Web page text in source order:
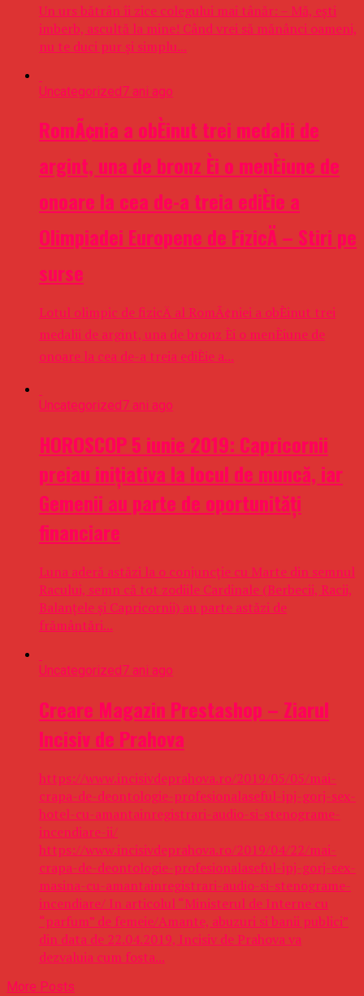
Un urs bătrân îi zice colegului mai tânăr: – Mă, ești
imberb, ascultă la mine! Când vrei să mănânci oameni,
nu te duci pur și simplu...
Uncategorized7 ani ago
RomÃ¢nia a obÈinut trei medalii de
argint, una de bronz Èi o menÈiune de
onoare la cea de-a treia ediÈie a
Olimpiadei Europene de FizicÄ – Stiri pe
surse
Lotul olimpic de fizicÄ al RomÃ¢niei a obÈinut trei
medalii de argint, una de bronz Èi o menÈiune de
onoare la cea de-a treia ediÈie a...
Uncategorized7 ani ago
HOROSCOP 5 iunie 2019: Capricornii
preiau iniţiativa la locul de muncă, iar
Gemenii au parte de oportunităţi
financiare
Luna aderă astăzi la o conjuncţie cu Marte din semnul
Racului, semn că tot zodiile Cardinale (Berbecii, Racii,
Balanţele şi Capricornii) au parte astăzi de
frământări...
Uncategorized7 ani ago
Creare Magazin Prestashop – Ziarul
Incisiv de Prahova
https://www.incisivdeprahova.ro/2019/05/05/mai-
crapa-de-deontologie-profesionalaseful-ipj-gorj-sex-
hotel-cu-amantainregistrari-audio-si-stenograme-
incendiare-ii/
https://www.incisivdeprahova.ro/2019/04/22/mai-
crapa-de-deontologie-profesionalaseful-ipj-gorj-sex-
masina-cu-amantainregistrari-audio-si-stenograme-
incendiare/ In articolul “Ministerul de Interne cu
“parfum” de femeie/Amante, abuzuri si banii publici”
din data de 22.04.2019, Incisiv de Prahova va
dezvaluia cum fosta...
More Posts